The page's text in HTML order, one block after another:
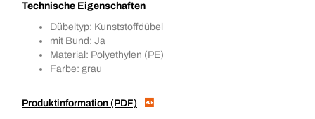
Technische Eigenschaften
Dübeltyp: Kunststoffdübel
mit Bund: Ja
Material: Polyethylen (PE)
Farbe: grau
Produktinformation (PDF)